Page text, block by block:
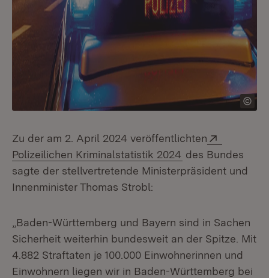
Zu der am 2. April 2024 veröffentlichten
Polizeilichen Kriminalstatistik 2024 (Öffnet in neuem
des Bundes
sagte der stellvertretende Ministerpräsident und
Innenminister Thomas Strobl:
„Baden-Württemberg und Bayern sind in Sachen
Sicherheit weiterhin bundesweit an der Spitze. Mit
4.882 Straftaten je 100.000 Einwohnerinnen und
Einwohnern liegen wir in Baden-Württemberg bei